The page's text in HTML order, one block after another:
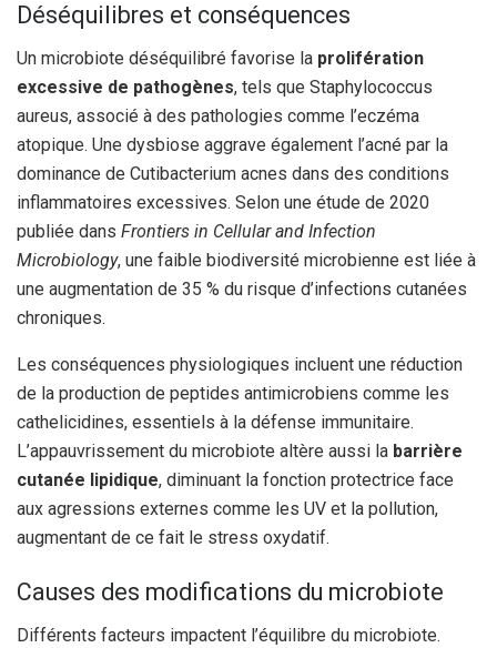
Déséquilibres et conséquences
Un microbiote déséquilibré favorise la prolifération
excessive de pathogènes, tels que Staphylococcus
aureus, associé à des pathologies comme l’eczéma
atopique. Une dysbiose aggrave également l’acné par la
dominance de Cutibacterium acnes dans des conditions
inflammatoires excessives. Selon une étude de 2020
publiée dans Frontiers in Cellular and Infection
Microbiology, une faible biodiversité microbienne est liée à
une augmentation de 35 % du risque d’infections cutanées
chroniques.
Les conséquences physiologiques incluent une réduction
de la production de peptides antimicrobiens comme les
cathelicidines, essentiels à la défense immunitaire.
L’appauvrissement du microbiote altère aussi la barrière
cutanée lipidique, diminuant la fonction protectrice face
aux agressions externes comme les UV et la pollution,
augmentant de ce fait le stress oxydatif.
Causes des modifications du microbiote
Différents facteurs impactent l’équilibre du microbiote.